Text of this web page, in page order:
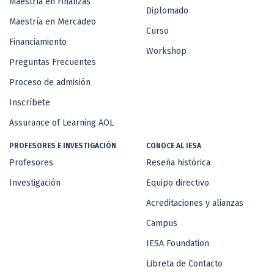
Maestría en Mercadeo
Financiamiento
Preguntas Frecuentes
Proceso de admisión
Inscríbete
Assurance of Learning AOL
Diplomado
Curso
Workshop
PROFESORES E INVESTIGACIÓN
Profesores
Investigación
CONOCE AL IESA
Reseña histórica
Equipo directivo
Acreditaciones y alianzas
Campus
IESA Foundation
Libreta de Contacto